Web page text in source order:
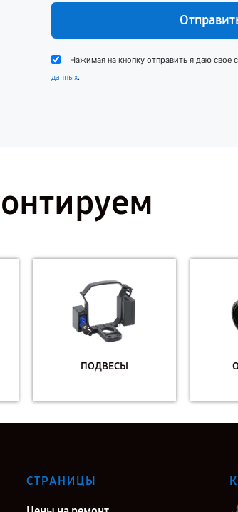
Нажимая на кнопку отправить я даю свое
данных.
ПОДВЕСЫ
СТРАНИЦЫ